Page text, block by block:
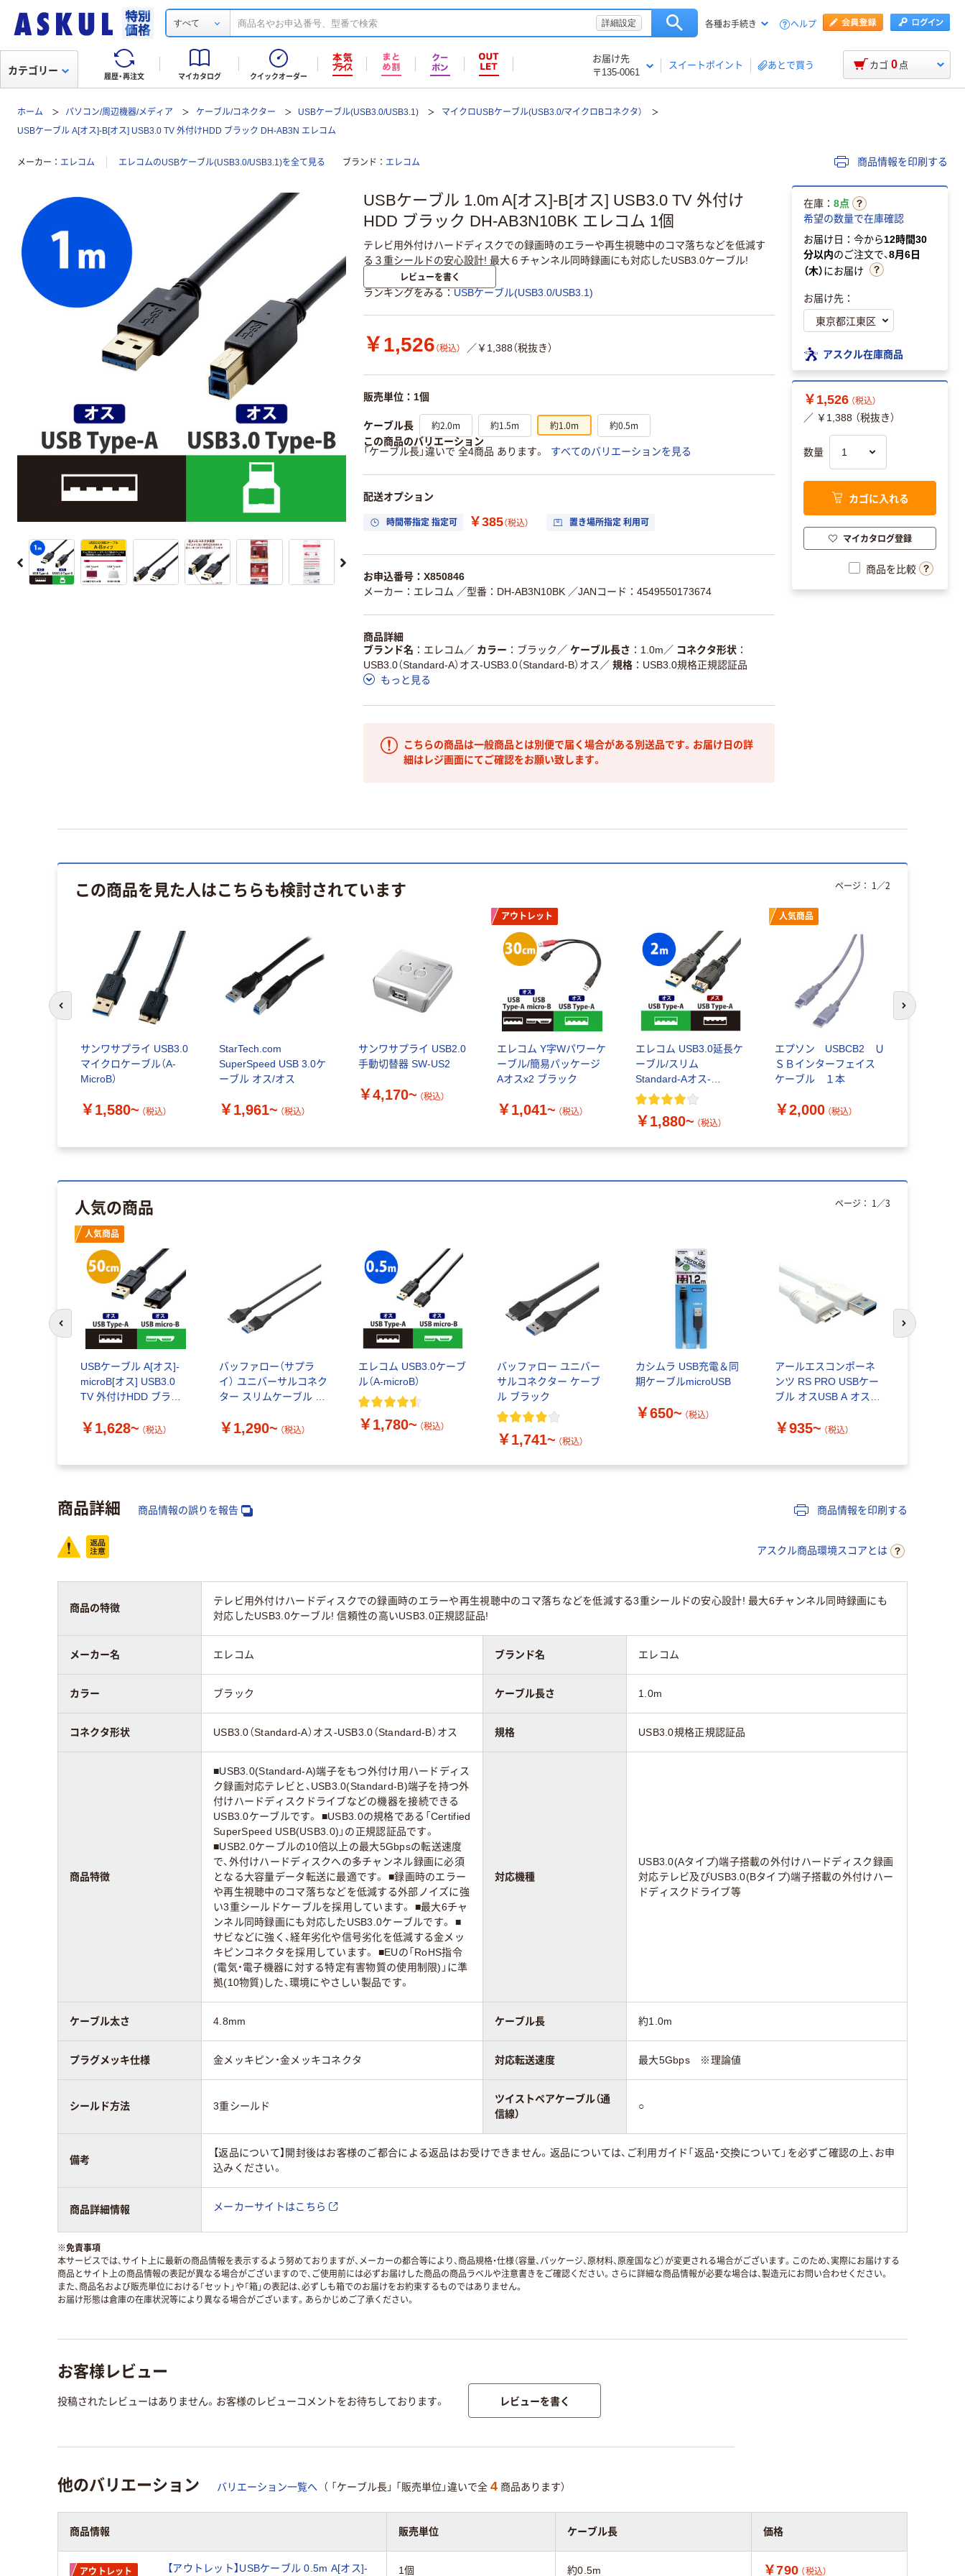
すべて 詳細設定 各種お手続き ヘルプ
履歴・再注文 マイカタログ クイックオーダー
お届け先
〒135-0061
スイートポイント あとで買う
カテゴリー カゴ 0 点
ホーム パソコン/周辺機器/メディア ケーブル/コネクター USBケーブル(USB3.0/USB3.1)
マイクロUSBケーブル(USB3.0/マイクロBコネクタ）
USBケーブル A[オス]-B[オス] USB3.0 TV 外付けHDD ブラック DH-AB3N エレコム
メーカー エレコム エレコムのUSBケーブル(USB3.0/USB3.1)を全て見る ブランド エレコム 商品情報を印刷する
USBケーブル 1.0m A[オス]-B[オス] USB3.0 TV 外付け
HDD ブラック DH-AB3N10BK エレコム 1個
テレビ用外付けハードディスクでの録画時のエラーや再生視聴中のコマ落ちなどを低減す
る３重シールドの安心設計! 最大６チャンネル同時録画にも対応したUSB3.0ケーブル!
レビューを書く
ランキングをみる USBケーブル(USB3.0/USB3.1)
￥1,526 （税込） ／￥1,388（税抜き）
販売単位：1個
ケーブル長 約2.0m 約1.5m 約1.0m 約0.5m
この商品のバリエーション
「ケーブル長」違いで 全4商品 あります。
すべてのバリエーションを見る
配送オプション
時間帯指定 指定可 ￥385（税込） 置き場所指定 利用可
お申込番号：X850846
メーカー：エレコム ／型番：DH-AB3N10BK ／JANコード：4549550173674
商品詳細
ブランド名
エレコム ／ カラー ブラック ／ ケーブル長さ 1.0m ／ コネクタ形状
USB3.0（Standard-A）オス-USB3.0（Standard-B）オス ／ 規格
USB3.0規格正規認証品
もっと見る
こちらの商品は一般商品とは別便で届く場合がある別送品です。お届け日の詳
細はレジ画面にてご確認をお願い致します。
在庫： 8点
希望の数量で在庫確認
お届け日：今から12時間30
分以内のご注文で、8月6日
（木）にお届け
お届け先：
アスクル在庫商品
￥1,526 （税込）
／ ￥1,388 （税抜き）
数量
カゴに入れる
マイカタログ登録
商品を比較
この商品を見た人はこちらも検討されています
サンワサプライ USB3.0
マイクロケーブル（A-
MicroB）
￥1,580~ （税込）
StarTech.com
SuperSpeed USB 3.0ケ
ーブル オス/オス
￥1,961~ （税込）
サンワサプライ USB2.0
手動切替器 SW-US2
￥4,170~ （税込）
アウトレット
エレコム Y字Wパワーケ
ーブル/簡易パッケージ
Aオスx2 ブラック
￥1,041~ （税込）
エレコム USB3.0延長ケ
ーブル/スリム
Standard-Aオス-
Standard-Aメス
￥1,880~ （税込）
人気商品
エプソン USBCB2 Ｕ
ＳＢインターフェイス
ケーブル １本
￥2,000 （税込）
ページ： 1 ／2
前のスライドへ 次のスライド
人気の商品
人気商品
USBケーブル A[オス]-
microB[オス] USB3.0
TV 外付けHDD ブラッ
￥1,628~ （税込）
バッファロー（サプラ
イ） ユニバーサルコネク
ター スリムケーブル ブ
￥1,290~ （税込）
エレコム USB3.0ケーブ
ル（A-microB）
￥1,780~ （税込）
バッファロー ユニバー
サルコネクター ケーブ
ル ブラック
￥1,741~ （税込）
カシムラ USB充電＆同
期ケーブルmicroUSB
￥650~ （税込）
アールエスコンポーネ
ンツ RS PRO USBケー
ブル オスUSB A オスマ
￥935~ （税込）
ページ： 1 ／3
前のスライドへ 次のスライド
商品詳細 商品情報の誤りを報告 商品情報を印刷する
アスクル商品環境スコアとは
商品の特徴
テレビ用外付けハードディスクでの録画時のエラーや再生視聴中のコマ落ちなどを低減する3重シールドの安心設計! 最大6チャンネル同時録画にも
対応したUSB3.0ケーブル! 信頼性の高いUSB3.0正規認証品!
メーカー名 エレコム ブランド名 エレコム
カラー ブラック ケーブル長さ 1.0m
コネクタ形状 USB3.0（Standard-A）オス-USB3.0（Standard-B）オス 規格 USB3.0規格正規認証品
商品特徴
■USB3.0(Standard-A)端子をもつ外付け用ハードディス
ク録画対応テレビと、USB3.0(Standard-B)端子を持つ外
付けハードディスクドライブなどの機器を接続できる
USB3.0ケーブルです。 ■USB3.0の規格である「Certified
SuperSpeed USB(USB3.0)」の正規認証品です。
■USB2.0ケーブルの10倍以上の最大5Gbpsの転送速度
で、外付けハードディスクへの多チャンネル録画に必須
となる大容量データ転送に最適です。 ■録画時のエラー
や再生視聴中のコマ落ちなどを低減する外部ノイズに強
い3重シールドケーブルを採用しています。 ■最大6チャ
ンネル同時録画にも対応したUSB3.0ケーブルです。 ■
サビなどに強く、経年劣化や信号劣化を低減する金メッ
キピンコネクタを採用しています。 ■EUの「RoHS指令
(電気・電子機器に対する特定有害物質の使用制限)」に準
拠(10物質)した、環境にやさしい製品です。
対応機種
USB3.0(Aタイプ)端子搭載の外付けハードディスク録画
対応テレビ及びUSB3.0(Bタイプ)端子搭載の外付けハー
ドディスクドライブ等
ケーブル太さ 4.8mm ケーブル長 約1.0m
プラグメッキ仕様 金メッキピン・金メッキコネクタ 対応転送速度 最大5Gbps ※理論値
シールド方法 3重シールド
ツイストペアケーブル（通
信線）
○
備考
【返品について】開封後はお客様のご都合による返品はお受けできません。返品については、ご利用ガイド「返品・交換について」を必ずご確認の上、お申
込みください。
商品詳細情報 メーカーサイトはこちら
※免責事項
本サービスでは、サイト上に最新の商品情報を表示するよう努めておりますが、メーカーの都合等により、商品規格・仕様（容量、パッケージ、原材料、原産国など）が変更される場合がございます。このため、実際にお届けする
商品とサイト上の商品情報の表記が異なる場合がございますので、ご使用前には必ずお届けした商品の商品ラベルや注意書きをご確認ください。さらに詳細な商品情報が必要な場合は、製造元にお問い合わせください。
また、商品名および販売単位における「セット」や「箱」の表記は、必ずしも箱でのお届けをお約束するものではありません。
お届け形態は倉庫の在庫状況等により異なる場合がございます。あらかじめご了承ください。
お客様レビュー
投稿されたレビューはありません。お客様のレビューコメントをお待ちしております。 レビューを書く
他のバリエーション バリエーション一覧へ （ 「ケーブル長」 「販売単位」違いで全 4 商品あります）
商品情報 販売単位 ケーブル長 価格
アウトレット 【アウトレット】USBケーブル 0.5m A[オス]- 1個 約0.5m ￥790 （税込）